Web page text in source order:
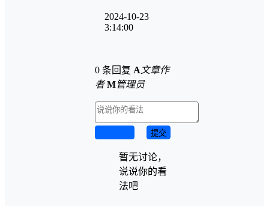
2024-10-23
3:14:00
0 条回复 A 文章作
者 M管理员
提交
暂无讨论，
说说你的看
法吧